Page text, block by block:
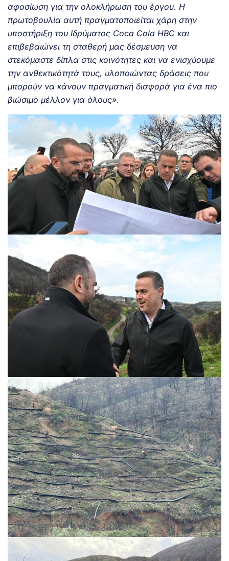
αφοσίωση για την ολοκλήρωση του έργου. Η
πρωτοβουλία αυτή πραγματοποιείται χάρη στην
υποστήριξη του Ιδρύματος Coca Cola HBC και
επιβεβαιώνει τη σταθερή μας δέσμευση να
στεκόμαστε δίπλα στις κοινότητες και να ενισχύουμε
την ανθεκτικότητά τους, υλοποιώντας δράσεις που
μπορούν να κάνουν πραγματική διαφορά για ένα πιο
βιώσιμο μέλλον για όλους».